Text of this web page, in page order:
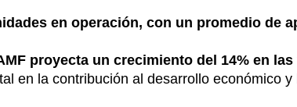
en operación, con un promedio de
proyecta un crecimiento del 14% en
en la contribución al desarrollo económico